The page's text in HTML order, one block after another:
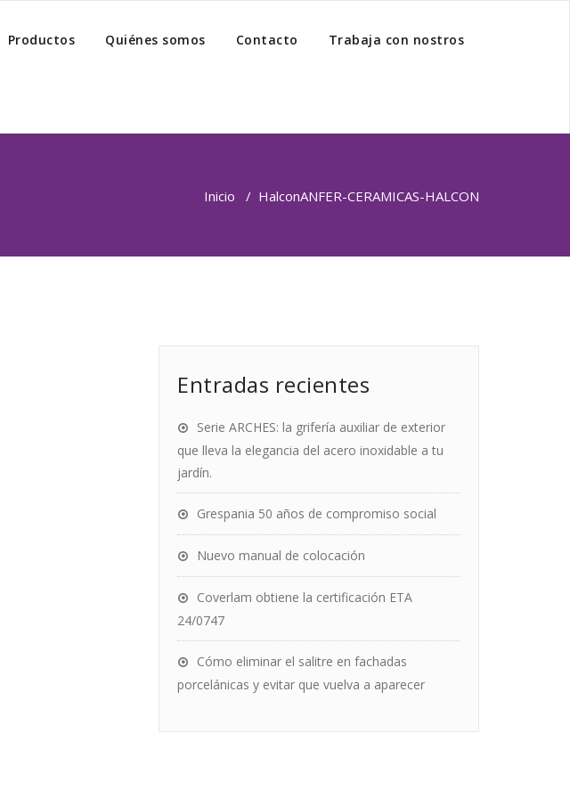
Productos Quiénes somos Contacto Trabaja con nostros
Inicio / HalconANFER-CERAMICAS-HALCON
Entradas recientes
Serie ARCHES: la grifería auxiliar de exterior
que lleva la elegancia del acero inoxidable a tu
jardín.
Grespania 50 años de compromiso social
Nuevo manual de colocación
Coverlam obtiene la certificación ETA
24/0747
Cómo eliminar el salitre en fachadas
porcelánicas y evitar que vuelva a aparecer